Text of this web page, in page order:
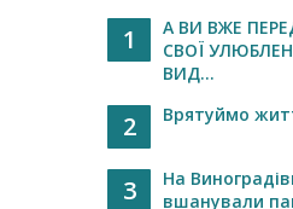
1
А ВИ ВЖЕ
СВОЇ
ВИД...
2 Врятуймо
3
На
вшанували